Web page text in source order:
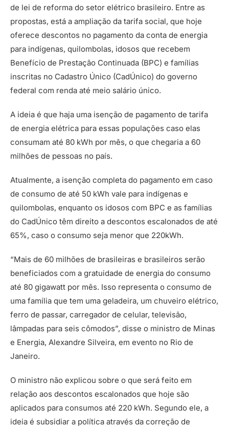
de lei de reforma do setor elétrico brasileiro. Entre as
propostas, está a ampliação da tarifa social, que hoje
oferece descontos no pagamento da conta de energia
para indígenas, quilombolas, idosos que recebem
Benefício de Prestação Continuada (BPC) e famílias
inscritas no Cadastro Único (CadÚnico) do governo
federal com renda até meio salário único.
A ideia é que haja uma isenção de pagamento de tarifa
de energia elétrica para essas populações caso elas
consumam até 80 kWh por mês, o que chegaria a 60
milhões de pessoas no país.
Atualmente, a isenção completa do pagamento em caso
de consumo de até 50 kWh vale para indígenas e
quilombolas, enquanto os idosos com BPC e as famílias
do CadÚnico têm direito a descontos escalonados de até
65%, caso o consumo seja menor que 220kWh.
“Mais de 60 milhões de brasileiras e brasileiros serão
beneficiados com a gratuidade de energia do consumo
até 80 gigawatt por mês. Isso representa o consumo de
uma família que tem uma geladeira, um chuveiro elétrico,
ferro de passar, carregador de celular, televisão,
lâmpadas para seis cômodos”, disse o ministro de Minas
e Energia, Alexandre Silveira, em evento no Rio de
Janeiro.
O ministro não explicou sobre o que será feito em
relação aos descontos escalonados que hoje são
aplicados para consumos até 220 kWh. Segundo ele, a
ideia é subsidiar a política através da correção de